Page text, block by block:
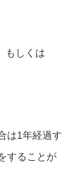
もしくは
は1年経過す
することが